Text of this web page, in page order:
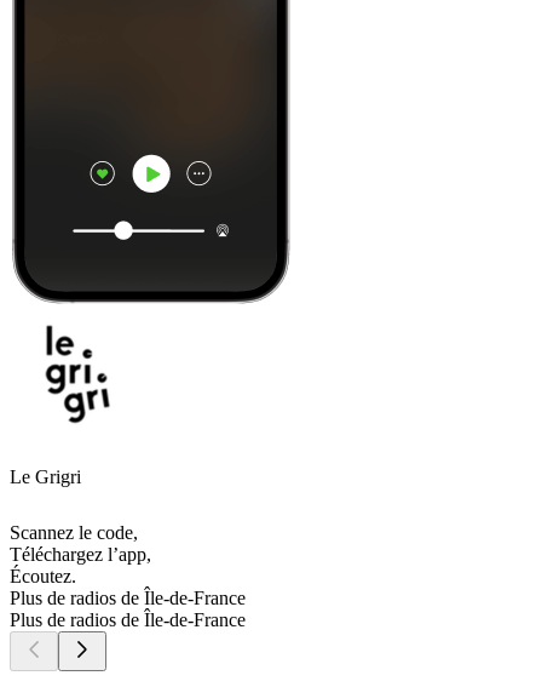
Le Grigri
Scannez le code,
Téléchargez l’app,
Écoutez.
Plus de radios de Île-de-France
Plus de radios de Île-de-France